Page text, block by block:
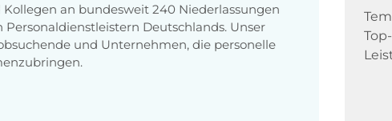
an bundesweit 240 Niederlassungen
Deutschlands. Unser
und Unternehmen, die personelle